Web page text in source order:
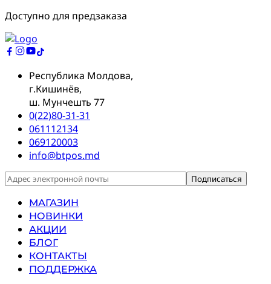
Доступно для предзаказа
Республика Молдова,
г.Кишинёв,
ш. Мунчешть 77
0(22)80-31-31
061112134
069120003
info@btpos.md
МАГАЗИН
НОВИНКИ
АКЦИИ
БЛОГ
КОНТАКТЫ
ПОДДЕРЖКА